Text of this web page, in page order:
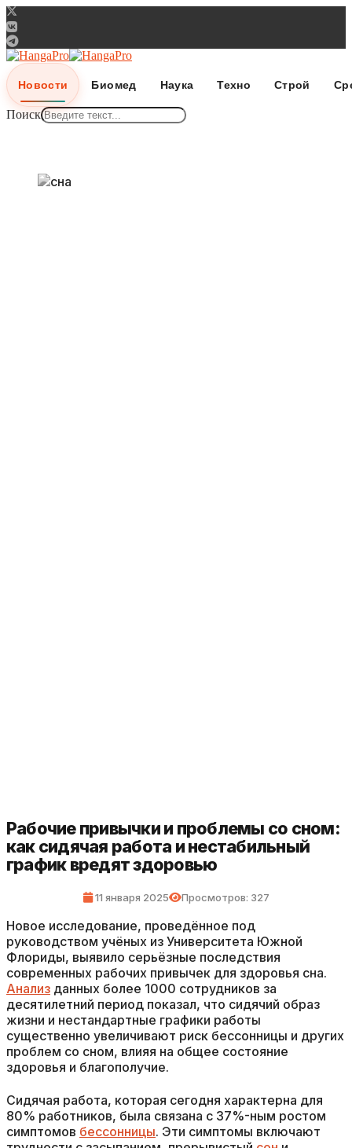
Новости Биомед Наука Техно Строй
Поиск
Рабочие привычки и проблемы со сном:
как сидячая работа и нестабильный
график вредят здоровью
11 января 2025 Просмотров: 327
Новое исследование, проведённое под
руководством учёных из Университета Южной
Флориды, выявило серьёзные последствия
современных рабочих привычек для здоровья сна.
Анализ данных более 1000 сотрудников за
десятилетний период показал, что сидячий образ
жизни и нестандартные графики работы
существенно увеличивают риск бессонницы и других
проблем со сном, влияя на общее состояние
здоровья и благополучие.
Сидячая работа, которая сегодня характерна для
80% работников, была связана с 37%-ным ростом
симптомов бессонницы. Эти симптомы включают